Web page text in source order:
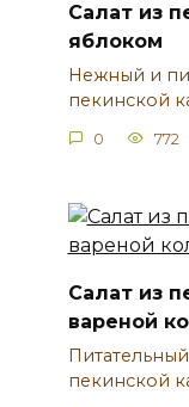
Салат из
яблоком
Нежный и
пекинской
0 772
Салат из
вареной
пекинской